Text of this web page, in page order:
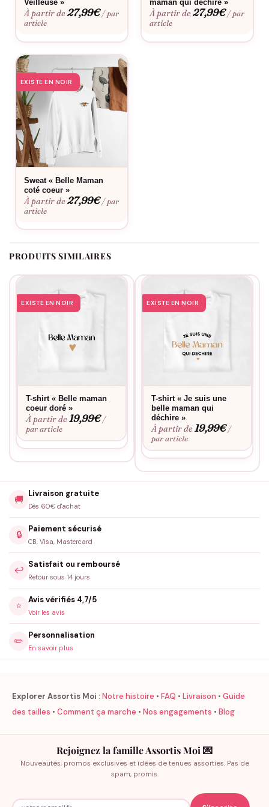
plein de douceur, le T-shirt Belle-Maman Cœur accompagnera
votre belle-maman dans toutes ses journées. Il lui rappellera
discrètement mais sûrement combien elle est aimée. Un
vêtement simple, mais symbolique, qui se porte avec le cœur
autant qu’avec style.
Veilleuse »
À partir de27,99€ / par
article
maman qui déchire »
À partir de27,99€ / par
article
EXISTE EN NOIR
Sweat « Belle Maman
coté coeur »
À partir de27,99€ / par
article
PRODUITS SIMILAIRES
EXISTE EN NOIR
T-shirt « Belle maman
coeur doré »
À partir de19,99€ /
par article
EXISTE EN NOIR
T-shirt « Je suis une
belle maman qui
déchire »
À partir de19,99€ /
par article
🚚
Livraison gratuite
Dès 60€ d'achat
🔒
Paiement sécurisé
CB, Visa, Mastercard
↩️
Satisfait ou remboursé
Retour sous 14 jours
⭐
Avis vérifiés 4,7/5
Voir les avis
✏️
Personnalisation
En savoir plus
Explorer Assortis Moi :Notre histoire • FAQ • Livraison • Guide
des tailles • Comment ça marche • Nos engagements • Blog
Rejoignez la famille Assortis Moi 💌
Nouveautés, promos exclusives et idées de tenues assorties. Pas de
spam, promis.